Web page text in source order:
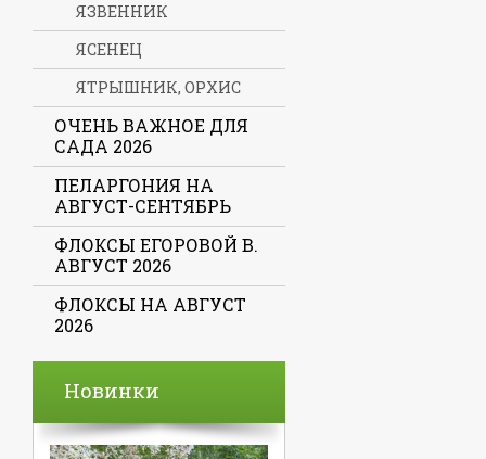
ЯЗВЕННИК
ЯСЕНЕЦ
ЯТРЫШНИК, ОРХИС
ОЧЕНЬ ВАЖНОЕ ДЛЯ
САДА 2026
ПЕЛАРГОНИЯ НА
АВГУСТ-СЕНТЯБРЬ
ФЛОКСЫ ЕГОРОВОЙ В.
АВГУСТ 2026
ФЛОКСЫ НА АВГУСТ
2026
Новинки